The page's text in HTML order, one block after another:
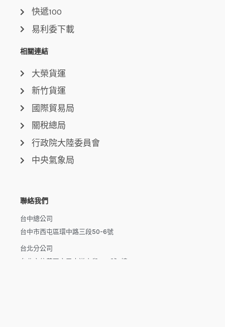
快遞100
易利委下載
相關連結
大榮貨運
新竹貨運
國際貿易局
關稅總局
行政院大陸委員會
中央氣象局
聯絡我們
台中總公司
台中市西屯區環中路三段50-6號
台北分公司
台北市信義區市民大道六段250號7樓